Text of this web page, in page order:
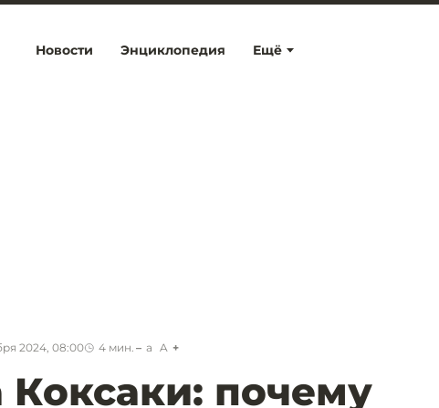
Ещё
Новости Энциклопедия
2024, 08:00 4 мин. a A
почему